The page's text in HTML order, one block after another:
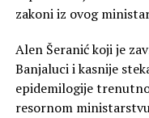
zakoni iz ovog
Alen Šeranić koji je
Banjaluci i kasnije
epidemilogije
resornom